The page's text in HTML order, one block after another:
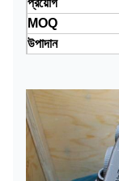
প্রয়োগ
MOQ
উপাদান